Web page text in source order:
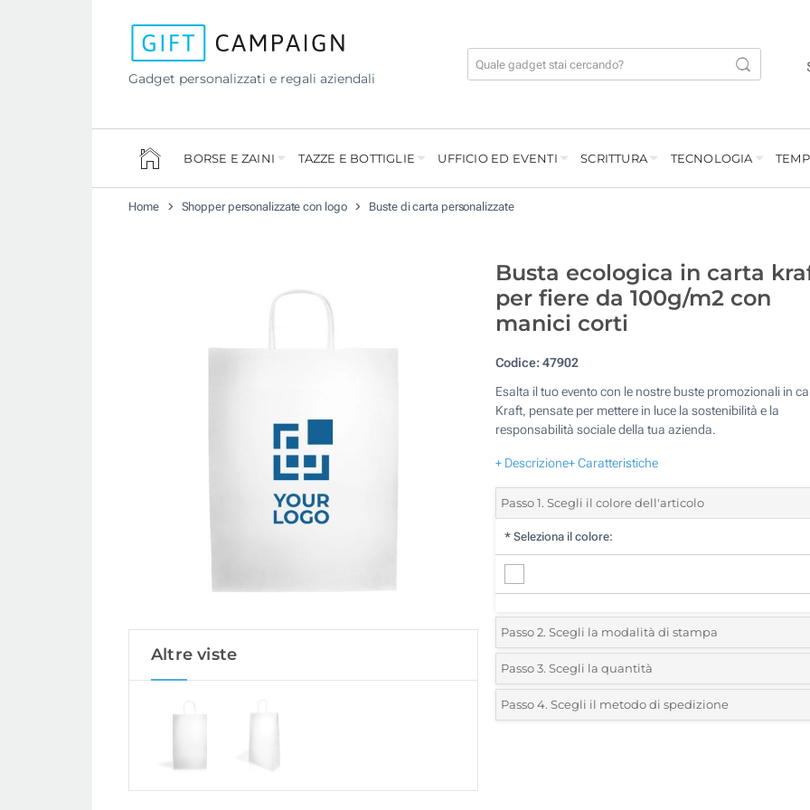
Gadget personalizzati e regali aziendali
BORSE E ZAINI TAZZE E BOTTIGLIE UFFICIO ED EVENTI SCRITTURA TECNOLOGIA
Home Shopper personalizzate con logo Buste di carta personalizzate
Altre viste
Busta ecologica in carta
per fiere da 100g/m2 con
manici corti
Codice: 47902
Esalta il tuo evento con le nostre buste promozionali in
Kraft, pensate per mettere in luce la sostenibilità e la
responsabilità sociale della tua azienda.
+ Descrizione+ Caratteristiche
Passo 1. Scegli il colore dell'articolo
* Seleziona il colore:
Passo 2. Scegli la modalità di stampa
*Seleziona la posizione di stampa e il colore del vostro
1 Colore (Su un lato)
Passo 3. Scegli la quantità
*Quantità desiderata:
Passo 4. Scegli il metodo di spedizione